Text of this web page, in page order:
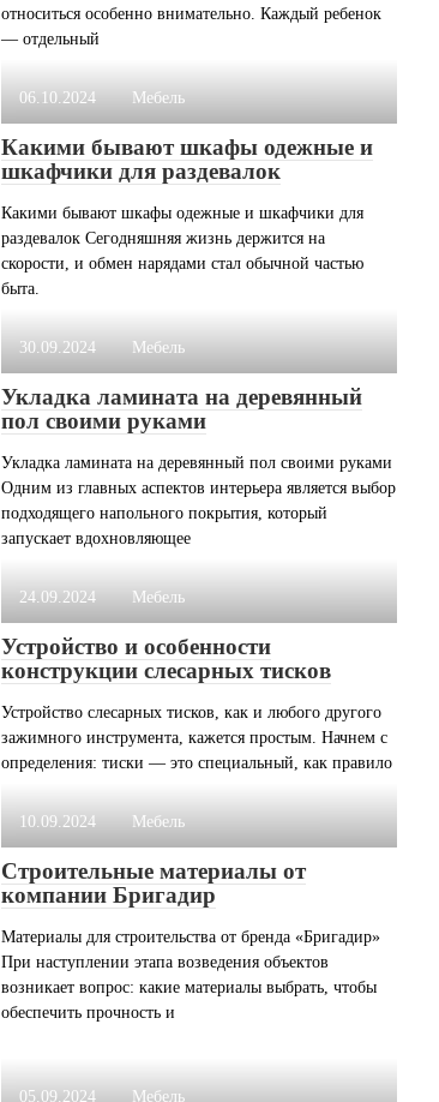
относиться особенно внимательно. Каждый ребенок
— отдельный
06.10.2024 Мебель
Какими бывают шкафы одежные и
шкафчики для раздевалок
Какими бывают шкафы одежные и шкафчики для
раздевалок Сегодняшняя жизнь держится на
скорости, и обмен нарядами стал обычной частью
быта.
30.09.2024 Мебель
Укладка ламината на деревянный
пол своими руками
Укладка ламината на деревянный пол своими руками
Одним из главных аспектов интерьера является выбор
подходящего напольного покрытия, который
запускает вдохновляющее
24.09.2024 Мебель
Устройство и особенности
конструкции слесарных тисков
Устройство слесарных тисков, как и любого другого
зажимного инструмента, кажется простым. Начнем с
определения: тиски — это специальный, как правило
10.09.2024 Мебель
Строительные материалы от
компании Бригадир
Материалы для строительства от бренда «Бригадир»
При наступлении этапа возведения объектов
возникает вопрос: какие материалы выбрать, чтобы
обеспечить прочность и
05.09.2024 Мебель